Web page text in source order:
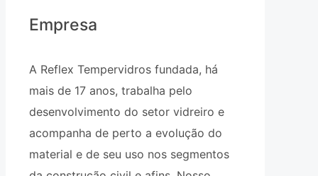
Empresa
A Reflex Tempervidros fundada, há
mais de 17 anos, trabalha pelo
desenvolvimento do setor vidreiro e
acompanha de perto a evolução do
material e de seu uso nos segmentos